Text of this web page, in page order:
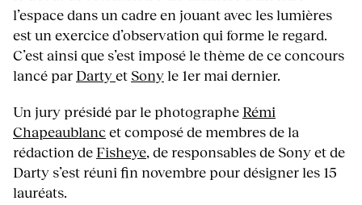
l’espace dans un cadre en jouant avec les lumières
est un exercice d’observation qui forme le regard.
C’est ainsi que s’est imposé le thème de ce concours
lancé par Dartyet Sonyle 1er mai dernier.
Un jury présidé par le photographe Rémi
Chapeaublancet composé de membres de la
rédaction de Fisheye, de responsables de Sony et de
Darty s’est réuni fin novembre pour désigner les 15
lauréats.